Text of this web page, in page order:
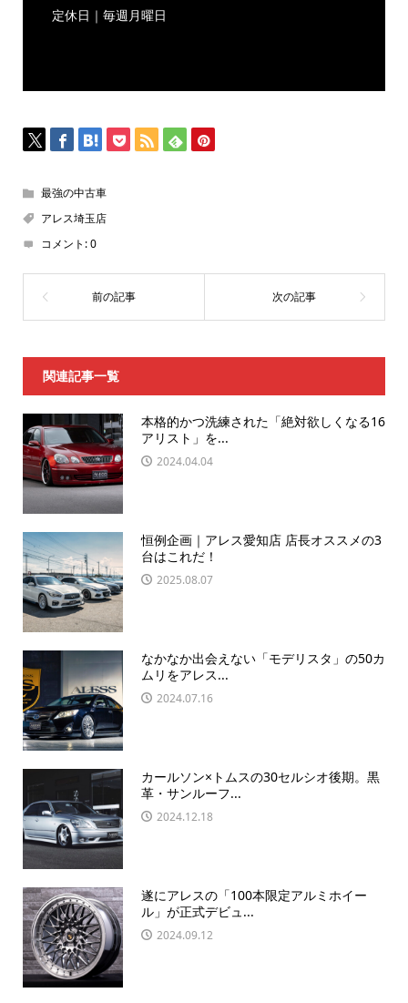
定休日｜毎週月曜日
最強の中古車
アレス埼玉店
コメント:0
関連記事一覧
本格的かつ洗練された「絶対欲しくなる16
アリスト」を...
2024.04.04
恒例企画｜アレス愛知店 店長オススメの3
台はこれだ！
2025.08.07
なかなか出会えない「モデリスタ」の50カ
ムリをアレス...
2024.07.16
カールソン×トムスの30セルシオ後期。黒
革・サンルーフ...
2024.12.18
遂にアレスの「100本限定アルミホイー
ル」が正式デビュ...
2024.09.12